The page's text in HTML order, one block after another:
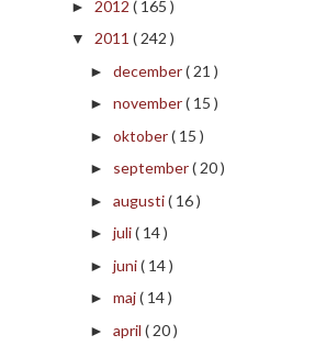
► 2012 ( 165 )
▼ 2011 ( 242 )
► december( 21 )
► november( 15 )
► oktober( 15 )
► september( 20 )
► augusti( 16 )
► juli( 14 )
► juni( 14 )
► maj( 14 )
► april ( 20 )